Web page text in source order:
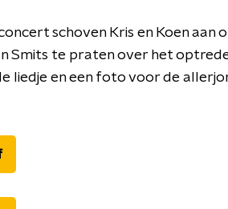
schoven Kris en Koen aan
Smits te praten over het
liedje en een foto voor de